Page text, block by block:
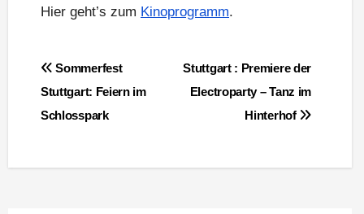
Hier geht’s zum Kinoprogramm.
BeitragsnavigationStuttgart : Premiere der
Electroparty – Tanz im
Hinterhof
Sommerfest
Stuttgart: Feiern im
Schlosspark